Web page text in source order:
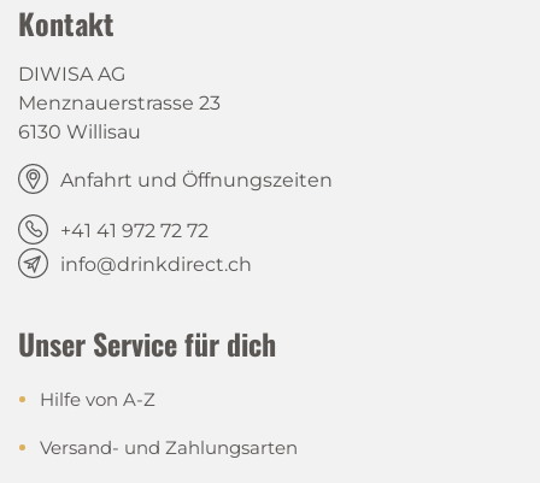
Kontakt
DIWISA AG
Menznauerstrasse 23
6130 Willisau
Anfahrt und Öffnungszeiten
+41 41 972 72 72
info@drinkdirect.ch
Unser Service für dich
Hilfe von A-Z
Versand- und Zahlungsarten